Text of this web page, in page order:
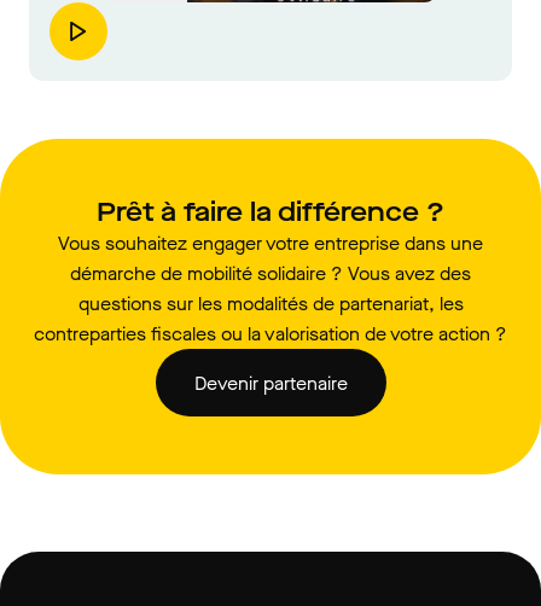
Prêt à faire la différence ?
Vous souhaitez engager votre entreprise dans une
démarche de mobilité solidaire ? Vous avez des
questions sur les modalités de partenariat, les
contreparties fiscales ou la valorisation de votre action ?
Devenir partenaire